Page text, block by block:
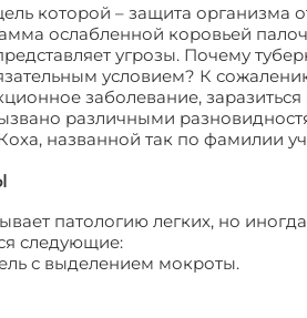
которой – защита организма
ослабленной коровьей
угрозы. Почему
условием? К
заболевание,
различными
названной так по фамилии
патологию легких, но
следующие:
с выделением мокроты.